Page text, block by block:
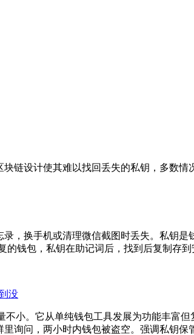
链设计使其难以找回丢失的私钥，多数情
，换手机或清理微信截图时丢失。私钥是
的钱包，私钥在助记词后，找到后复制存到
没
不小。它从单纯钱包工具发展为功能丰富
询问，两小时内钱包被盗空。强调私钥保